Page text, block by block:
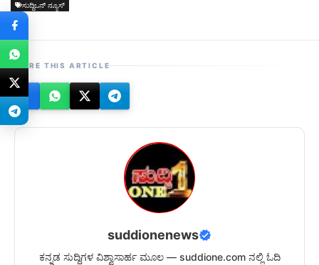
ಸುದ್ದಿಒನ್ ನ್ಯೂಸ್
SHARE THIS ARTICLE
suddionenews
ಕನ್ನಡ ಸುದ್ದಿಗಳ ವಿಶ್ವಾಸಾರ್ಹ ಮೂಲ — suddione.com ನಲ್ಲಿ ಓದಿ